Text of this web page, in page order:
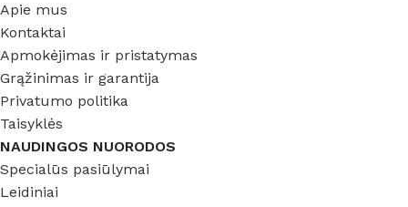
Apie mus
Kontaktai
Apmokėjimas ir pristatymas
Grąžinimas ir garantija
Privatumo politika
Taisyklės
NAUDINGOS NUORODOS
Specialūs pasiūlymai
Leidiniai